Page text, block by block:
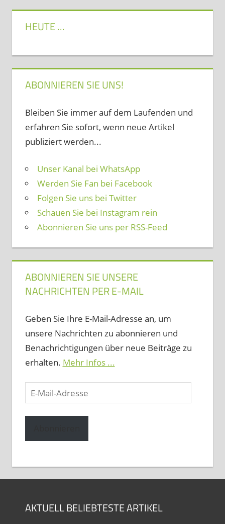
HEUTE …
ABONNIEREN SIE UNS!
Bleiben Sie immer auf dem Laufenden und
erfahren Sie sofort, wenn neue Artikel
publiziert werden...
Unser Kanal bei WhatsApp
Werden Sie Fan bei Facebook
Folgen Sie uns bei Twitter
Schauen Sie bei Instagram rein
Abonnieren Sie uns per RSS-Feed
ABONNIEREN SIE UNSERE
NACHRICHTEN PER E-MAIL
Geben Sie Ihre E-Mail-Adresse an, um
unsere Nachrichten zu abonnieren und
Benachrichtigungen über neue Beiträge zu
erhalten. Mehr Infos ...
E-
Mail-
Adresse
AKTUELL BELIEBTESTE ARTIKEL